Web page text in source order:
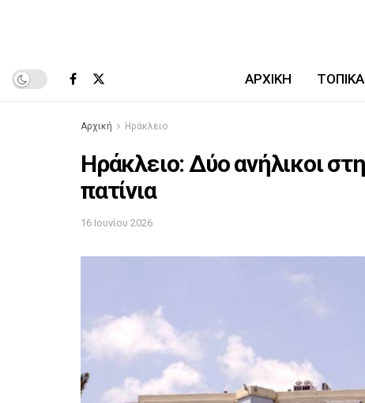
ΑΡΧΙΚΉ
Αρχική Ηράκλειο
Ηράκλειο: Δύο ανήλικοι
πατίνια
16 Ιουνίου 2026